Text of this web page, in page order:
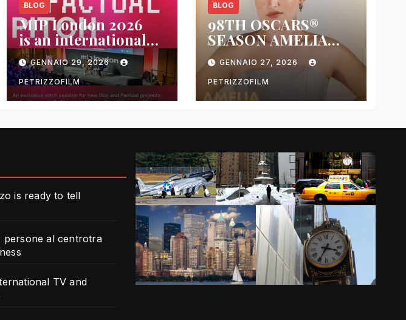
BLOG
MIP London 2026
is an international
TV and streaming
content market
GENNAIO 29, 2026
PETRIZZOFILM
BLOG
98TH OSCARS®
SEASON AMELIA
DIMOLDENBERG
RETURNS FOR
THIRD YEAR
GENNAIO 27, 2026
PETRIZZOFILM
is ready to tell
persone al centrotra
TV and